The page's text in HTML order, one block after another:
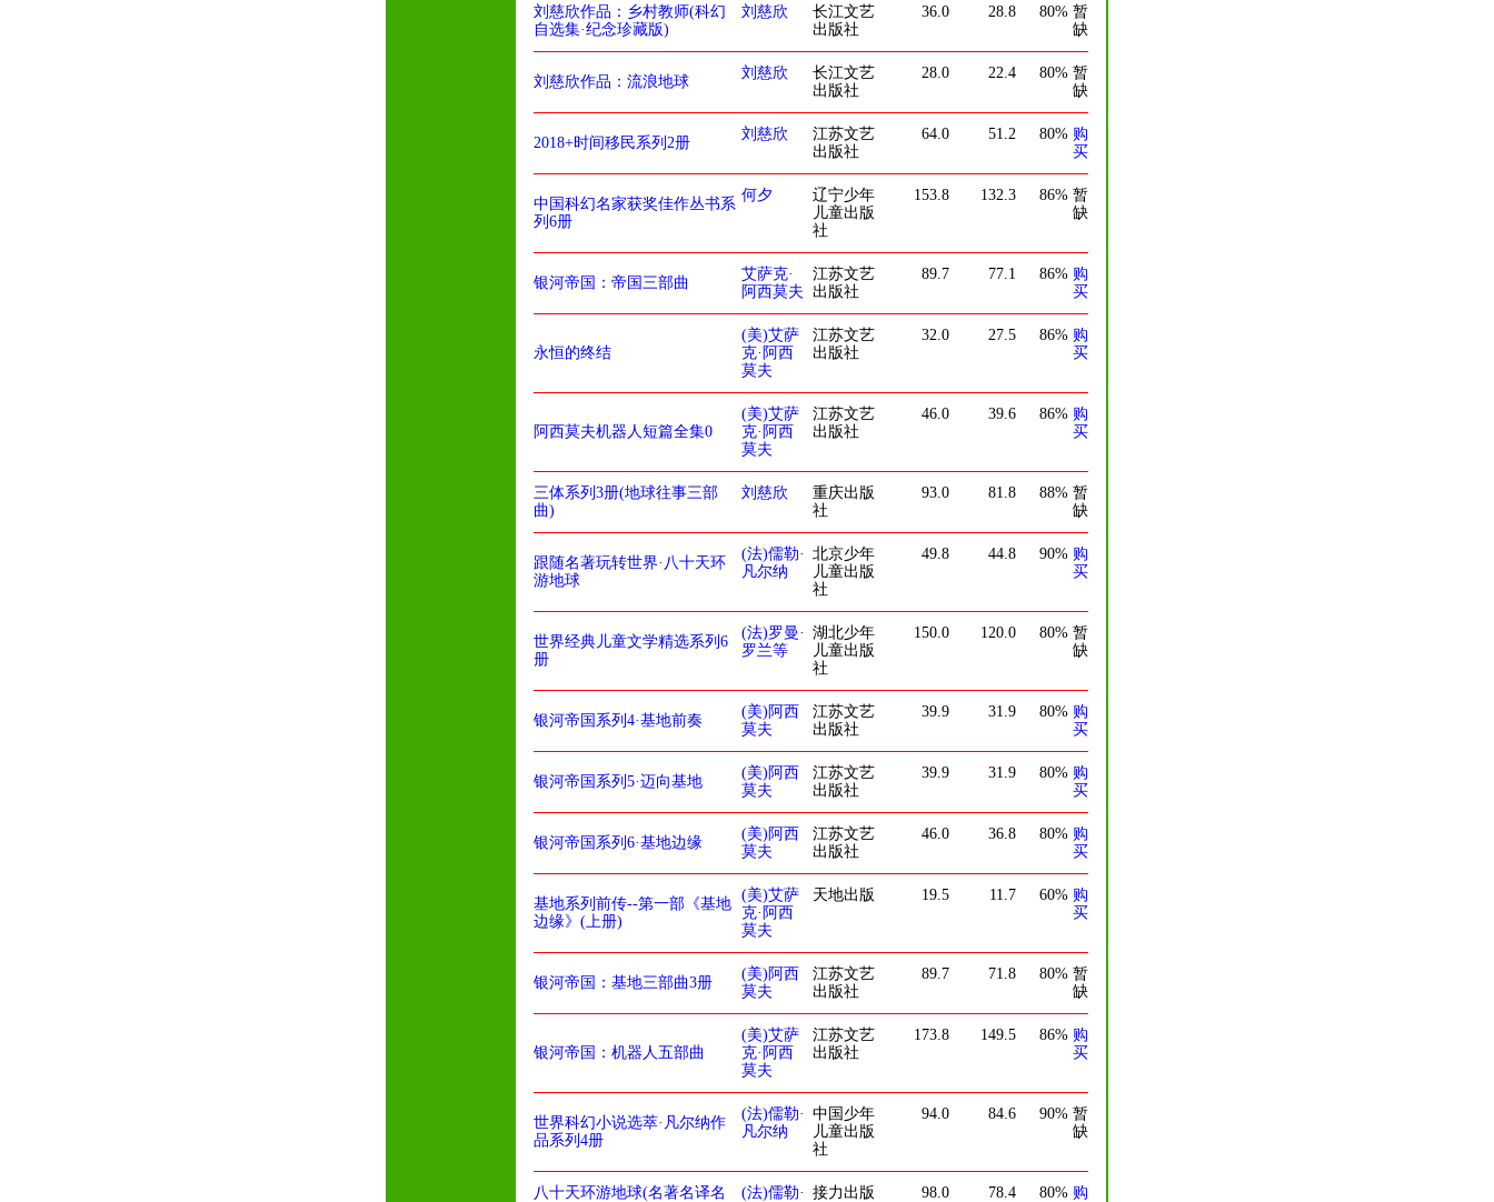
刘慈欣作品：乡村教师(科幻
自选集·纪念珍藏版)
刘慈欣
长江文艺
出版社
36.0 28.8 80% 暂
缺
刘慈欣作品：流浪地球
刘慈欣
长江文艺
出版社
28.0 22.4 80% 暂
缺
2018+时间移民系列2册
刘慈欣
江苏文艺
出版社
64.0 51.2 80% 购
买
中国科幻名家获奖佳作丛书系
列6册
何夕
辽宁少年
儿童出版
社
153.8 132.3 86% 暂
缺
银河帝国：帝国三部曲
艾萨克·
阿西莫夫
江苏文艺
出版社
89.7 77.1 86% 购
买
永恒的终结
(美)艾萨
克·阿西
莫夫
江苏文艺
出版社
32.0 27.5 86% 购
买
阿西莫夫机器人短篇全集0
(美)艾萨
克·阿西
莫夫
江苏文艺
出版社
46.0 39.6 86% 购
买
三体系列3册(地球往事三部
曲)
刘慈欣
重庆出版
社
93.0 81.8 88% 暂
缺
跟随名著玩转世界·八十天环
游地球
(法)儒勒·
凡尔纳
北京少年
儿童出版
社
49.8 44.8 90% 购
买
世界经典儿童文学精选系列6
册
(法)罗曼·
罗兰等
湖北少年
儿童出版
社
150.0 120.0 80% 暂
缺
银河帝国系列4·基地前奏
(美)阿西
莫夫
江苏文艺
出版社
39.9 31.9 80% 购
买
银河帝国系列5·迈向基地
(美)阿西
莫夫
江苏文艺
出版社
39.9 31.9 80% 购
买
银河帝国系列6·基地边缘
(美)阿西
莫夫
江苏文艺
出版社
46.0 36.8 80% 购
买
基地系列前传--第一部《基地
边缘》(上册)
(美)艾萨
克·阿西
莫夫
天地出版 19.5 11.7 60% 购
买
银河帝国：基地三部曲3册
(美)阿西
莫夫
江苏文艺
出版社
89.7 71.8 80% 暂
缺
银河帝国：机器人五部曲
(美)艾萨
克·阿西
莫夫
江苏文艺
出版社
173.8 149.5 86% 购
买
世界科幻小说选萃·凡尔纳作
品系列4册
(法)儒勒·
凡尔纳
中国少年
儿童出版
社
94.0 84.6 90% 暂
缺
八十天环游地球(名著名译名 (法)儒勒· 接力出版 98.0 78.4 80% 购